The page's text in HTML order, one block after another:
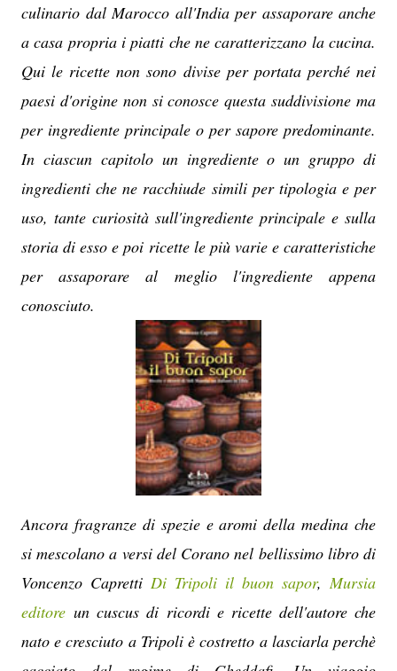
culinario dal Marocco all'India per assaporare anche
a casa propria i piatti che ne caratterizzano la cucina.
Qui le ricette non sono divise per portata perché nei
paesi d'origine non si conosce questa suddivisione ma
per ingrediente principale o per sapore predominante.
In ciascun capitolo un ingrediente o un gruppo di
ingredienti che ne racchiude simili per tipologia e per
uso, tante curiosità sull'ingrediente principale e sulla
storia di esso e poi ricette le più varie e caratteristiche
per assaporare al meglio l'ingrediente appena
conosciuto.
Ancora fragranze di spezie e aromi della medina che
si mescolano a versi del Corano nel bellissimo libro di
Voncenzo Capretti Di Tripoli il buon sapor,Mursia
editore un cuscus di ricordi e ricette dell'autore che
nato e cresciuto a Tripoli è costretto a lasciarla perchè